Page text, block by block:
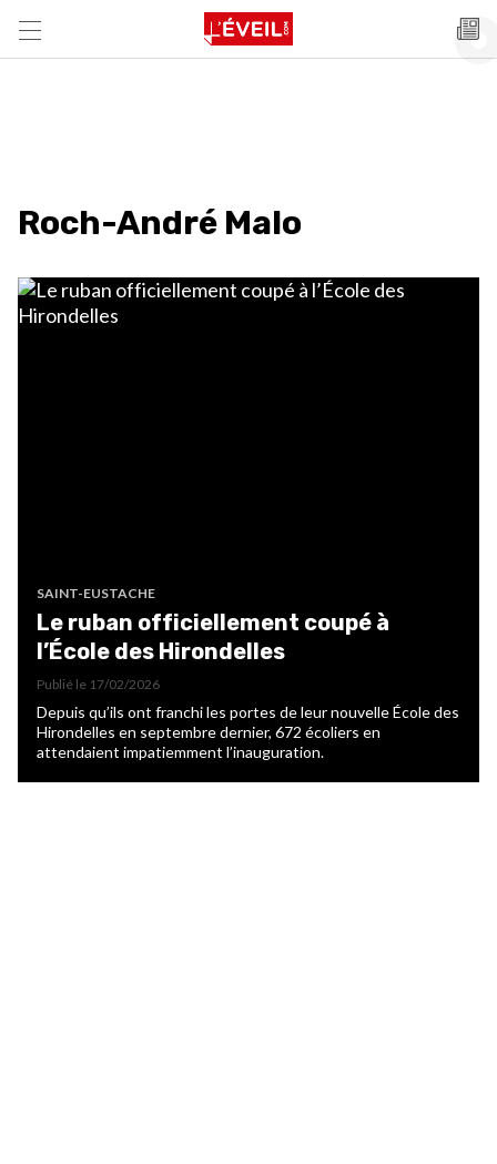
Roch-André Malo
SAINT-EUSTACHE
Le ruban officiellement coupé à
l’École des Hirondelles
Publié le 17/02/2026
Depuis qu’ils ont franchi les portes de leur nouvelle École des
Hirondelles en septembre dernier, 672 écoliers en
attendaient impatiemment l’inauguration.